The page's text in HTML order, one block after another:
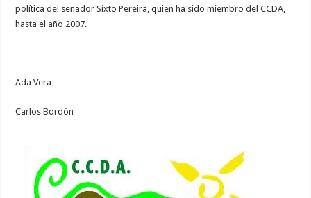
política del senador Sixto Pereira, quien ha sido miembro del CCDA,
hasta el año 2007.
Ada Vera
Carlos Bordón